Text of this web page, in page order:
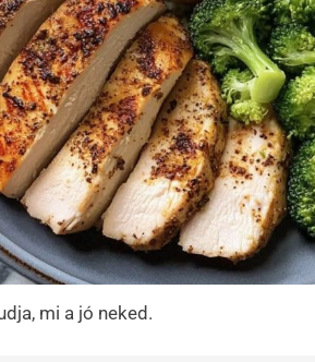
mi a jó neked.